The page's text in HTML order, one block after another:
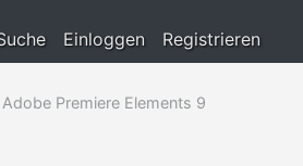
Einloggen Registrieren
Premiere Elements 9